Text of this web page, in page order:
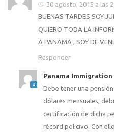
30 agosto, 2015 a las
BUENAS TARDES SOY
QUIERO TODA LA
A PANAMA , SOY DE
Responder
Panama Immigration
Debe tener una
dólares mensuales,
certificación de dicha
récord policivo. Con